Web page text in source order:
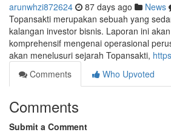
arunwhzi872624 87 days ago News
Topansakti merupakan sebuah yang
kalangan investor bisnis. Laporan ini
komprehensif mengenai operasional
akan menelusuri sejarah Topansakti,
Comments
Who Upvoted
Comments
Submit a Comment